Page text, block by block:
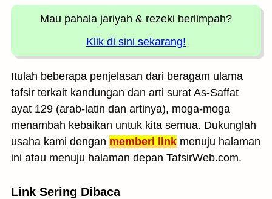
Mau pahala jariyah & rezeki berlimpah?
Klik di sini sekarang!
Itulah beberapa penjelasan dari beragam ulama
tafsir terkait kandungan dan arti surat As-Saffat
ayat 129 (arab-latin dan artinya), moga-moga
menambah kebaikan untuk kita semua. Dukunglah
usaha kami dengan memberi link menuju halaman
ini atau menuju halaman depan TafsirWeb.com.
Link Sering Dibaca